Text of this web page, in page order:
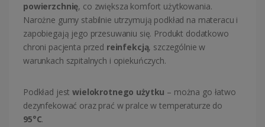
powierzchnię, co zwiększa komfort użytkowania.
Narożne gumy stabilnie utrzymują podkład na materacu i
zapobiegają jego przesuwaniu się. Produkt dodatkowo
chroni pacjenta przed reinfekcją, szczególnie w
warunkach szpitalnych i opiekuńczych.
Podkład jestwielokrotnego użytku – można go łatwo
dezynfekować oraz prać w pralce w temperaturze do
95°C.